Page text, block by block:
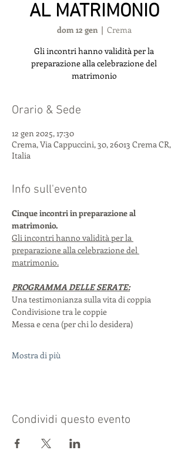
AL MATRIMONIO
dom 12 gen
  |
Crema
Gli incontri hanno validità per la
preparazione alla celebrazione del
matrimonio
Orario & Sede
12 gen 2025, 17:30
Crema, Via Cappuccini, 30, 26013 Crema CR,
Italia
Info sull'evento
Cinque incontri in preparazione al
matrimonio.
Gli incontri hanno validità per la
preparazione alla celebrazione del
matrimonio.
PROGRAMMA DELLE SERATE:
Una testimonianza sulla vita di coppia
Condivisione tra le coppie
Messa e cena (per chi lo desidera)
Mostra di più
Condividi questo evento